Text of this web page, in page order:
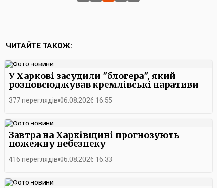
ЧИТАЙТЕ ТАКОЖ:
У Харкові засудили "блогера", який
розповсюджував кремлівські наративи
377 переглядів 06.08.2026 16:55
Завтра на Харківщині прогнозують
пожежну небезпеку
416 переглядів 06.08.2026 16:33